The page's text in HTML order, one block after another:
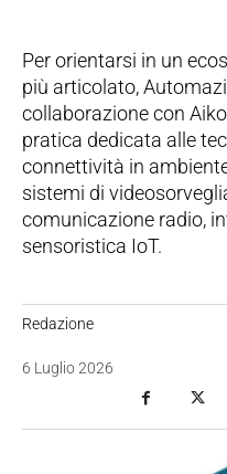
Per orientarsi in un
più articolato,
collaborazione con
pratica dedicata alle
connettività in
sistemi di
comunicazione radio,
sensoristica IoT.
Redazione
6 Luglio 2026